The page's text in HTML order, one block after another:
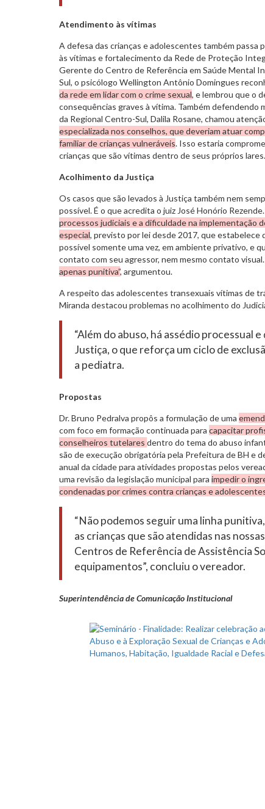
Atendimento às vítimas
A defesa das crianças e adolescentes também passa
às vítimas e fortalecimento da Rede de Proteção
Gerente do Centro de Referência em Saúde Mental
Sul, o psicólogo Wellington Antônio Domingues
da rede em lidar com o crime sexual, e lembrou que o
consequências graves à vítima. Também defendendo
da Regional Centro-Sul, Dalila Rosane, chamou
especializada nos conselhos, que deveriam atuar
familiar de crianças vulneráveis. Isso estaria
crianças que são vítimas dentro de seus próprios lares.
Acolhimento da Justiça
Os casos que são levados à Justiça também nem
possível. É o que acredita o juiz José Honório
processos judiciais e a dificuldade na implementação
especial, previsto por lei desde 2017, que estabelece
possível somente uma vez, em ambiente privativo, e
contato com seu agressor, nem mesmo contato visual.
apenas punitiva”, argumentou.
A respeito das adolescentes transexuais vítimas de
Miranda destacou problemas no acolhimento do
“Além do abuso, há assédio processual
Justiça, o que reforça um ciclo de
a pediatra.
Propostas
Dr. Bruno Pedralva propôs a formulação de uma
com foco em formação continuada para capacitar
conselheiros tutelares dentro do tema do abuso
são de execução obrigatória pela Prefeitura de BH e
anual da cidade para atividades propostas pelos
uma revisão da legislação municipal para impedir o
condenadas por crimes contra crianças e
“Não podemos seguir uma linha
as crianças que são atendidas nas
Centros de Referência de Assistência
equipamentos”, concluiu o vereador.
Superintendência de Comunicação Institucional